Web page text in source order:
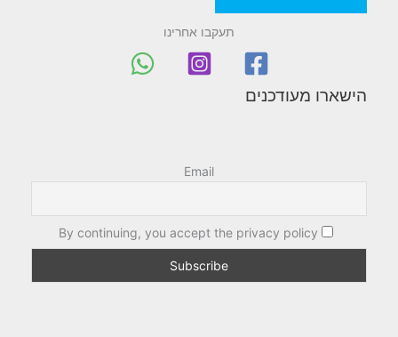
תעקבו אחרינו
הישארו מעודכנים
Email
By continuing, you accept the privacy policy